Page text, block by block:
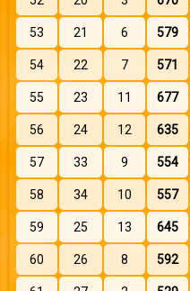
53
21 6 579
54
22 7 571
55
23 11 677
56
24 12 635
57
33 9 554
58
34 10 557
59
25 13 645
60
26 8 592